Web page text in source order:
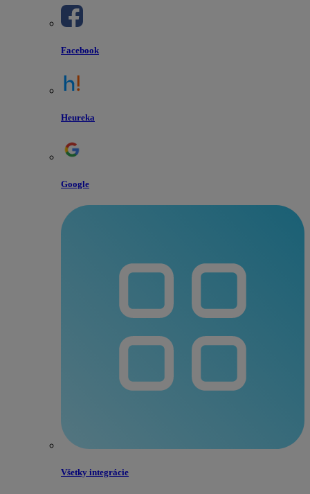
Facebook
Heureka
Google
Všetky integrácie